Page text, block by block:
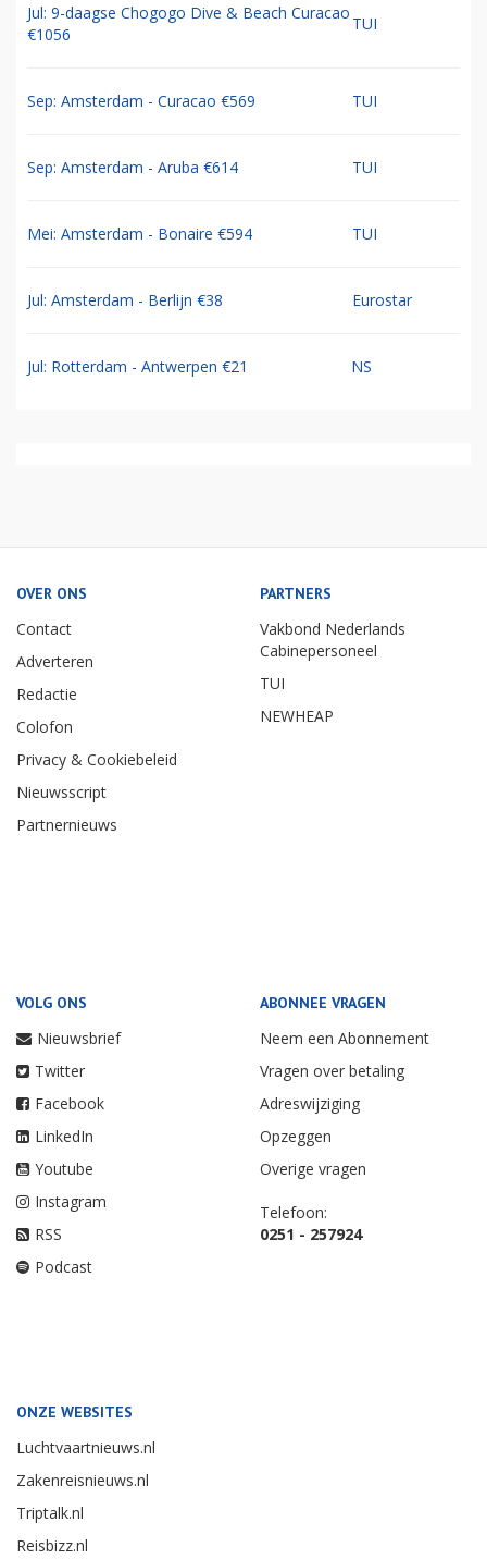
Jul: 9-daagse Chogogo Dive & Beach Curacao
€1056
TUI
Sep: Amsterdam - Curacao €569 TUI
Sep: Amsterdam - Aruba €614 TUI
Mei: Amsterdam - Bonaire €594 TUI
Jul: Amsterdam - Berlijn €38 Eurostar
Jul: Rotterdam - Antwerpen €21 NS
OVER ONS
Contact
Adverteren
Redactie
Colofon
Privacy & Cookiebeleid
Nieuwsscript
Partnernieuws
PARTNERS
Vakbond Nederlands
Cabinepersoneel
TUI
NEWHEAP
VOLG ONS
Nieuwsbrief
Twitter
Facebook
LinkedIn
Youtube
Instagram
RSS
Podcast
ABONNEE VRAGEN
Neem een Abonnement
Vragen over betaling
Adreswijziging
Opzeggen
Overige vragen
Telefoon:
0251 - 257924
ONZE WEBSITES
Luchtvaartnieuws.nl
Zakenreisnieuws.nl
Triptalk.nl
Reisbizz.nl